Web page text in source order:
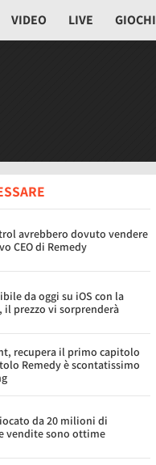
VIDEO LIVE GIOCHI
avrebbero dovuto vendere
CEO di Remedy
da oggi su iOS con la
prezzo vi sorprenderà
recupera il primo capitolo
Remedy è scontatissimo
da 20 milioni di
vendite sono ottime